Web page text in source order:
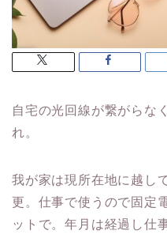
自宅の光回線が繋がらな
れ。
我が家は現所在地に越し
更。仕事で使うので固定
ットで。年月は経過し仕